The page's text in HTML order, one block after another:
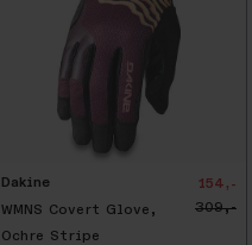
Dakine
WMNS Covert Glove,
Ochre Stripe
154,-
309,-